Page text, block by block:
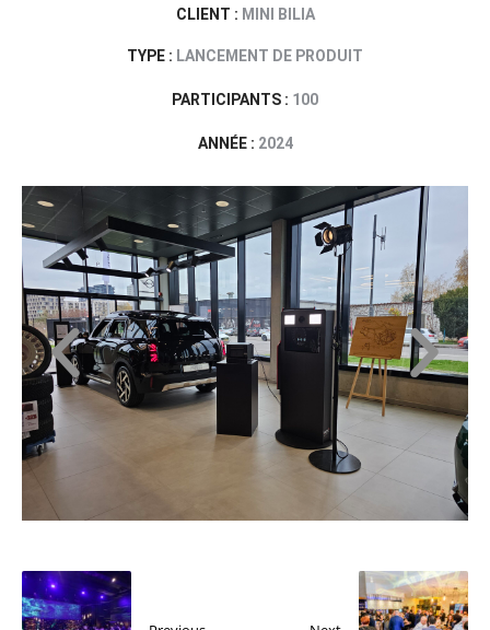
CLIENT : MINI BILIA
TYPE : LANCEMENT DE PRODUIT
PARTICIPANTS : 100
ANNÉE : 2024